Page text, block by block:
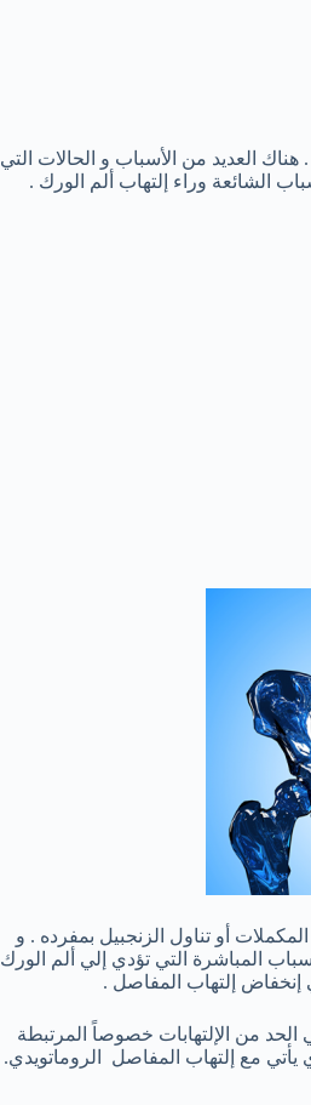
العديد من الأسباب و الحالات التي
الشائعة وراء إلتهاب ألم الورك .
أو تناول الزنجبيل بمفرده . و
المباشرة التي تؤدي إلي ألم الورك
إنخفاض إلتهاب المفاصل .
من الإلتهابات خصوصاً المرتبطة
مع إلتهاب المفاصل الروماتويدي.